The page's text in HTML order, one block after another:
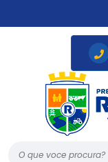
O que voce procura?